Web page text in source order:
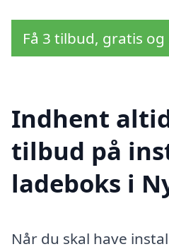
Få 3 tilbud, gratis
Indhent
tilbud på
ladeboks i
Når du skal have